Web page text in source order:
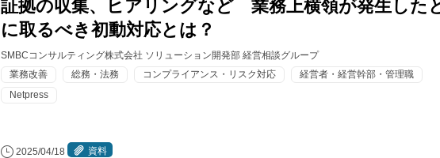
証拠の収集、ヒアリングなど 業務上横領が発生した
に取るべき初動対応とは？
SMBCコンサルティング株式会社 ソリューション開発部 経営相談グループ
業務改善
総務・法務 コンプライアンス・リスク対応
経営者・経営幹部・管理職
Netpress
2025/04/18 資料